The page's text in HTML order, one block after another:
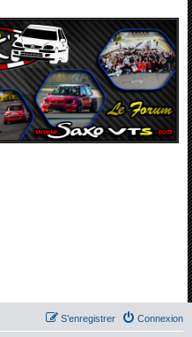
Connexion
S’enregistrer